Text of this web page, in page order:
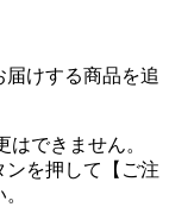
けする商品を追
できません。
ンを押して【ご注